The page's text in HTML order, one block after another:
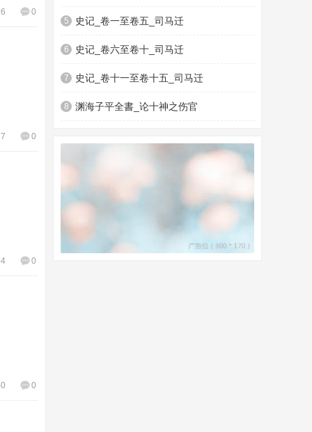
0
0
0
0
5 史记_卷一至卷五_司马迁
6 史记_卷六至卷十_司马迁
7 史记_卷十一至卷十五_司马迁
8 渊海子平全書_论十神之伤官